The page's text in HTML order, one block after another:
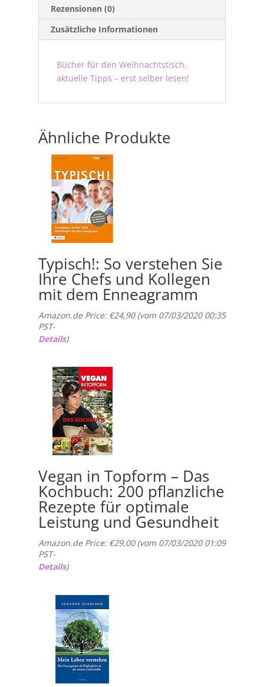
Rezensionen (0)
Zusätzliche Informationen
Bücher für den Weihnachtstisch,
aktuelle Tipps – erst selber lesen!
Ähnliche Produkte
Typisch!: So verstehen Sie
Ihre Chefs und Kollegen
mit dem Enneagramm
Amazon.de Price: €24,90(vom 07/03/2020 00:35
PST-
Details)
Vegan in Topform – Das
Kochbuch: 200 pflanzliche
Rezepte für optimale
Leistung und Gesundheit
Amazon.de Price: €29,00(vom 07/03/2020 01:09
PST-
Details)